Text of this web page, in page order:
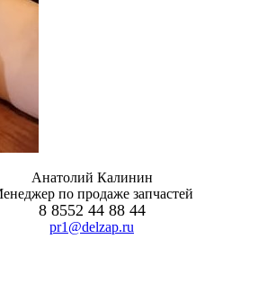
Анатолий Калинин
по продаже запчастей
8 8552 44 88 44
pr1@delzap.ru